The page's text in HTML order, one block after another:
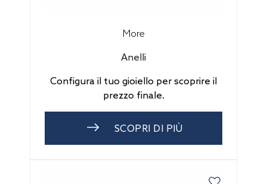
More
Anelli
Configura il tuo gioiello per scoprire il
prezzo finale.
SCOPRI DI PIÙ